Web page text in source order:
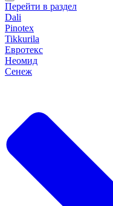
Перейти в раздел
Dali
Pinotex
Tikkurila
Евротекс
Неомид
Сенеж